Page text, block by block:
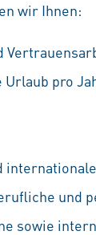
wir Ihnen:
Urlaub pro
und
sowie